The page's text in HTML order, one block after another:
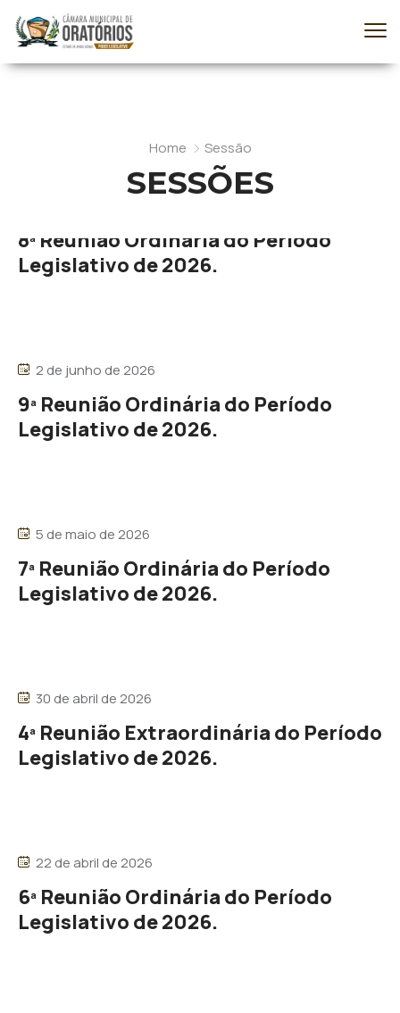
Home Sessão
SESSÕES
8ª Reunião Ordinária do Período
Legislativo de 2026.
2 de junho de 2026
9ª Reunião Ordinária do Período
Legislativo de 2026.
5 de maio de 2026
7ª Reunião Ordinária do Período
Legislativo de 2026.
30 de abril de 2026
4ª Reunião Extraordinária do Período
Legislativo de 2026.
22 de abril de 2026
6ª Reunião Ordinária do Período
Legislativo de 2026.